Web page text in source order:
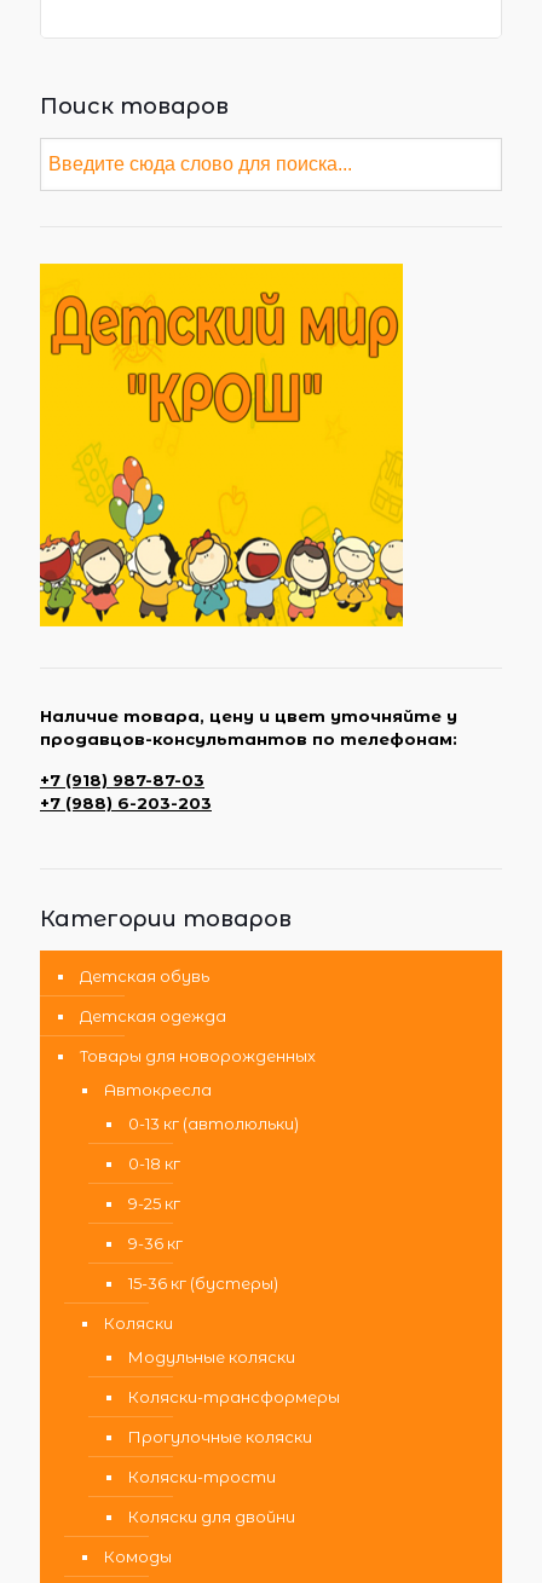
Поиск товаров
Наличие товара, цену и цвет уточняйте у
продавцов-консультантов по телефонам:
+7 (918) 987-87-03
+7 (988) 6-203-203
Категории товаров
Детская обувь
Детская одежда
Товары для новорожденных
Автокресла
0-13 кг (автолюльки)
0-18 кг
9-25 кг
9-36 кг
15-36 кг (бустеры)
Коляски
Модульные коляски
Коляски-трансформеры
Прогулочные коляски
Коляски-трости
Коляски для двойни
Комоды